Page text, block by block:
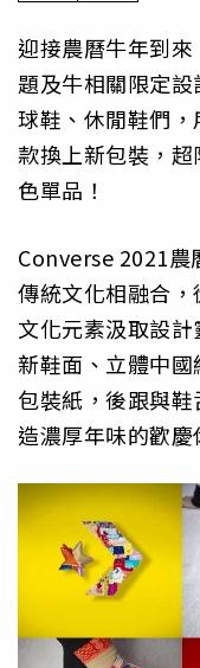
迎接農曆牛年到來
題及牛相關限定設
球鞋、休閒鞋們，
款換上新包裝， 超
色單品！
Converse 2021農
傳統文化相融合，
文化元素汲取設
新鞋面、立體中國
包裝紙，後跟與鞋
造濃厚年味的歡慶